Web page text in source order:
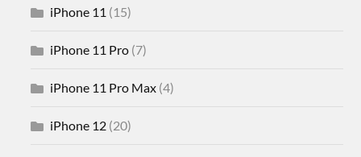
iPhone 11 (15)
iPhone 11 Pro (7)
iPhone 11 Pro Max (4)
iPhone 12 (20)